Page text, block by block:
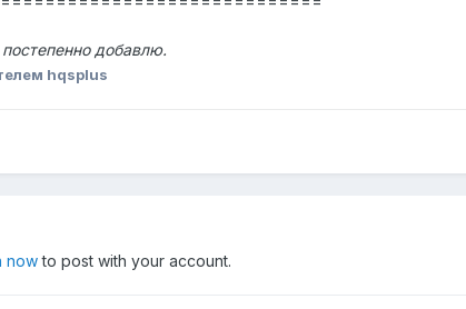
добавлю.
hqsplus
nowto post with your account.